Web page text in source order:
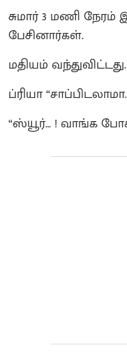
சுமார் 3 மணி நேரம்
பேசினார்கள்.
மதியம் வந்துவிட்டது.
ப்ரியா
“ஸ்யூர்… ! வாங்க